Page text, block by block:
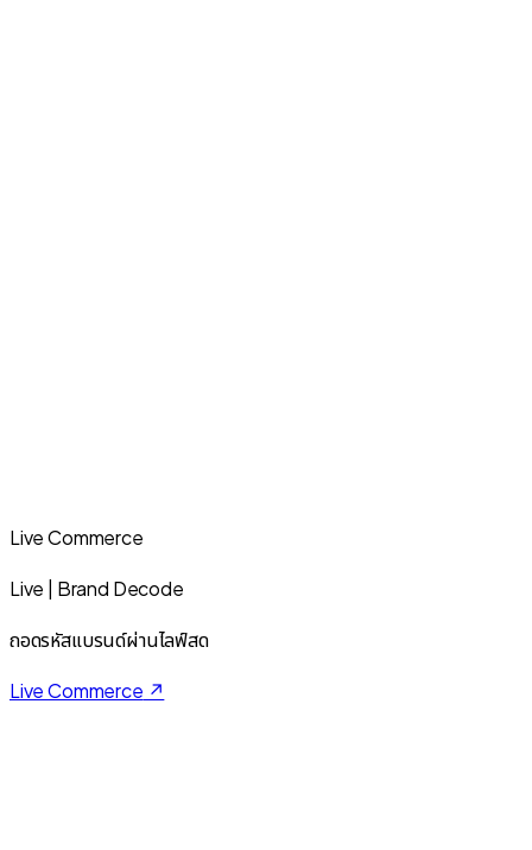
Live Commerce
Live | Brand Decode
ถอดรหัสแบรนด์ผ่านไลฟ์สด
Live Commerce ↗